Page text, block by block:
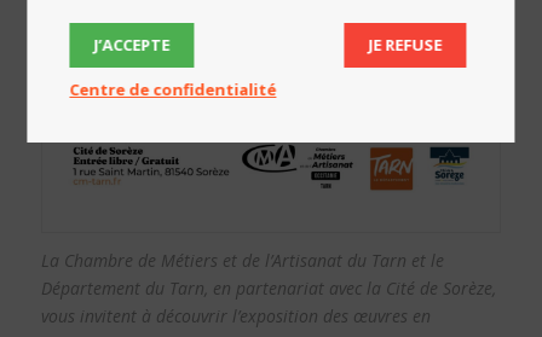
La Chambre de Métiers et de l’Artisanat du Tarn et le
Département du Tarn, en partenariat avec la Cité de Sorèze,
vous invitent à découvrir l’exposition des œuvres en
J’ACCEPTE JE REFUSE
Centre de confidentialité